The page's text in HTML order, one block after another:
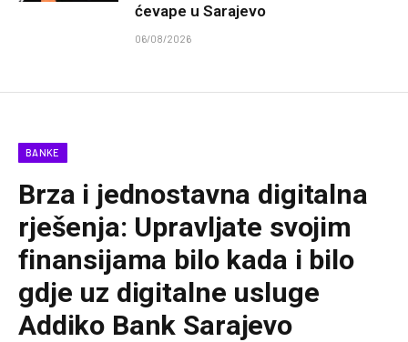
ćevape u Sarajevo
06/08/2026
BANKE
Brza i jednostavna digitalna
rješenja: Upravljate svojim
finansijama bilo kada i bilo
gdje uz digitalne usluge
Addiko Bank Sarajevo